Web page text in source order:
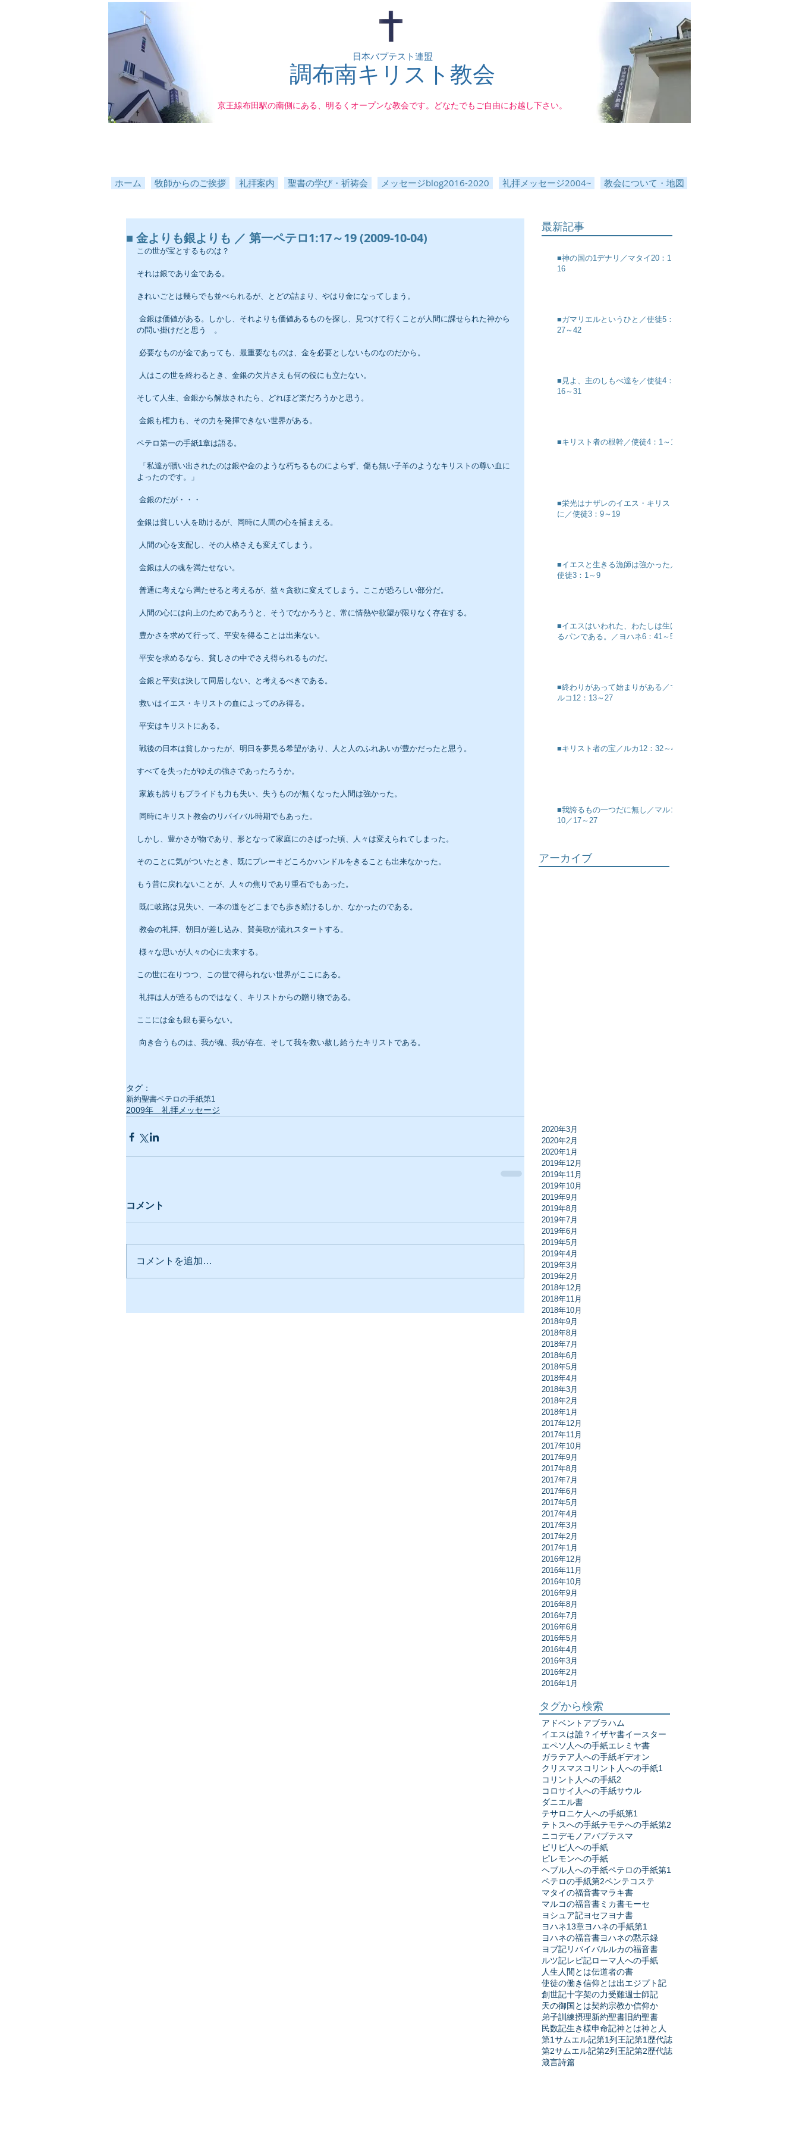
京王線布田駅の南側にある、明るくオープンな教会です。どなたでもご自由にお越し下さい。
日本バプテスト連盟
調布南キリスト教会
ホーム 牧師からのご挨拶 礼拝案内 聖書の学び・祈祷会 メッセージblog2016-2020 礼拝メッセージ2004~ 教会について・地図
■ 金よりも銀よりも ／ 第一ペテロ1:17～19 (2009-10-04)
この世が宝とするものは？
それは銀であり金である。
きれいごとは幾らでも並べられるが、とどの詰まり、やはり金になってしまう。
の問い掛けだと思う　。
必要なものが金であっても、最重要なものは、金を必要としないものなのだから。
人はこの世を終わるとき、金銀の欠片さえも何の役にも立たない。
そして人生、金銀から解放されたら、どれほど楽だろうかと思う。
金銀も権力も、その力を発揮できない世界がある。
ペテロ第一の手紙1章は語る。
よったのです。」
金銀のだが・・・
金銀は貧しい人を助けるが、同時に人間の心を捕まえる。
人間の心を支配し、その人格さえも変えてしまう。
金銀は人の魂を満たせない。
普通に考えなら満たせると考えるが、益々貪欲に変えてしまう。ここが恐ろしい部分だ。
人間の心には向上のためであろうと、そうでなかろうと、常に情熱や欲望が限りなく存在する。
豊かさを求めて行って、平安を得ることは出来ない。
平安を求めるなら、貧しさの中でさえ得られるものだ。
金銀と平安は決して同居しない、と考えるべきである。
救いはイエス・キリストの血によってのみ得る。
平安はキリストにある。
戦後の日本は貧しかったが、明日を夢見る希望があり、人と人のふれあいが豊かだったと思う。
すべてを失ったがゆえの強さであったろうか。
家族も誇りもプライドも力も失い、失うものが無くなった人間は強かった。
同時にキリスト教会のリバイバル時期でもあった。
しかし、豊かさが物であり、形となって家庭にのさばった頃、人々は変えられてしまった。
そのことに気がついたとき、既にブレーキどころかハンドルをきることも出来なかった。
もう昔に戻れないことが、人々の焦りであり重石でもあった。
既に岐路は見失い、一本の道をどこまでも歩き続けるしか、なかったのである。
教会の礼拝、朝日が差し込み、賛美歌が流れスタートする。
様々な思いが人々の心に去来する。
この世に在りつつ、この世で得られない世界がここにある。
礼拝は人が造るものではなく、キリストからの贈り物である。
ここには金も銀も要らない。
向き合うものは、我が魂、我が存在、そして我を救い赦し給うたキリストである。
タグ：
新約聖書ペテロの手紙第1
2009年 礼拝メッセージ
コメント
コメントを追加…
最新記事
■神の国の1デナリ／マタイ20：1～
16
■ガマリエルというひと／使徒5：
27～42
■見よ、主のしもべ達を／使徒4：
16～31
■キリスト者の根幹／使徒4：1～12
■栄光はナザレのイエス・キリスト
に／使徒3：9～19
■イエスと生きる漁師は強かった／
使徒3：1～9
■イエスはいわれた、わたしは生け
るパンである。／ヨハネ6：41～51
■終わりがあって始まりがある／マ
ルコ12：13～27
■キリスト者の宝／ルカ12：32～40
■我誇るもの一つだに無し／マルコ
10／17～27
アーカイブ
2020年3月
2020年2月
2020年1月
2019年12月
2019年11月
2019年10月
2019年9月
2019年8月
2019年7月
2019年6月
2019年5月
2019年4月
2019年3月
2019年2月
2018年12月
2018年11月
2018年10月
2018年9月
2018年8月
2018年7月
2018年6月
2018年5月
2018年4月
2018年3月
2018年2月
2018年1月
2017年12月
2017年11月
2017年10月
2017年9月
2017年8月
2017年7月
2017年6月
2017年5月
2017年4月
2017年3月
2017年2月
2017年1月
2016年12月
2016年11月
2016年10月
2016年9月
2016年8月
2016年7月
2016年6月
2016年5月
2016年4月
2016年3月
2016年2月
2016年1月
タグから検索
アドベント アブラハム
イエスは誰？ イザヤ書イースター
エペソ人への手紙エレミヤ書
ガラテア人への手紙ギデオン
クリスマス コリント人への手紙1
コリント人への手紙2
コロサイ人への手紙サウル
ダニエル書
テサロニケ人への手紙第1
テトスへの手紙テモテへの手紙第2
ニコデモ ノアバプテスマ
ピリピ人への手紙
ピレモンへの手紙
ヘブル人への手紙ペテロの手紙第1
ペテロの手紙第2ペンテコステ
マタイの福音書マラキ書
マルコの福音書ミカ書モーセ
ヨシュア記ヨセフヨナ書
ヨハネ13章ヨハネの手紙第1
ヨハネの福音書ヨハネの黙示録
ヨブ記リバイバルルカの福音書
ルツ記レビ記ローマ人への手紙
人生 人間とは伝道者の書
使徒の働き信仰とは出エジプト記
創世記十字架の力受難週士師記
天の御国とは契約宗教か信仰か
弟子訓練摂理新約聖書 旧約聖書
民数記生き様申命記神とは神と人
第1サムエル記第1列王記第1歴代誌
第2サムエル記第2列王記第2歴代誌
箴言詩篇